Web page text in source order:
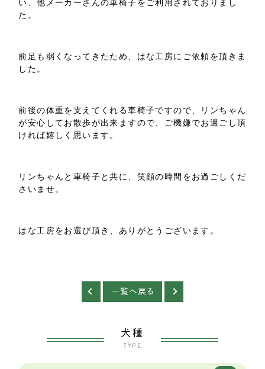
い、他メーカーさんの車椅子をご利用されておりまし
た。
前足も弱くなってきたため、はな工房にご依頼を頂きま
した。
前後の体重を支えてくれる車椅子ですので、リンちゃん
が安心してお散歩が出来ますので、ご機嫌でお過ごし頂
ければ嬉しく思います。
リンちゃんと車椅子と共に、笑顔の時間をお過ごしくだ
さいませ。
はな工房をお選び頂き、ありがとうございます。
一覧へ戻る
犬種
TYPE